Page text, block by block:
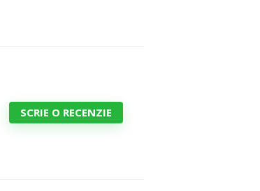
SCRIE O RECENZIE